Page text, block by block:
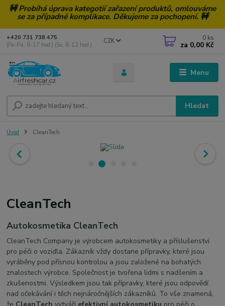
🚧 Probíhá úprava kategotií zařazení produktů, omlouváme
se za případné komplikace. Děkujeme za pochopení. 🚧
Menu
CZK
Hledat
+420 731 738 475
(Po-Pá, 8-17 hod.) (So, 8-12 hod.)
0 ks
za 0,00 Kč
Úvod CleanTech
CleanTech
Autokosmetika CleanTech
CleanTech Company je výrobcem autokosmetiky a příslušenství
pro péči o vozidla. Zákazník vždy dostane přípravky, které jsou
vyráběny pod přísnou kontrolou a jsou založené na bohatých
znalostech výrobce. Společnost je tvořena lidmi s nadšením a
zkušenostmi. Výsledkem jsou tak přípravky, které jsou odpovědí
nad očekávání i těch nejnáročnějších zákazníků. To vše znamená,